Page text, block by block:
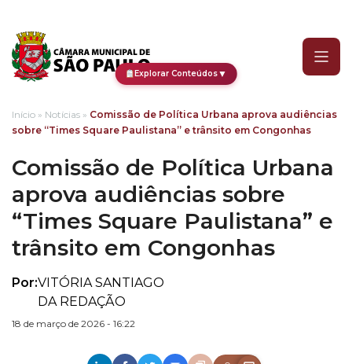
Explorar Conteúdos▼
Início » Notícias » Comissão de Política Urbana aprova audiências
sobre “Times Square Paulistana” e trânsito em Congonhas
Comissão de Política Urbana
aprova audiências sobre
“Times Square Paulistana” e
trânsito em Congonhas
Por:VITÓRIA SANTIAGO
DA REDAÇÃO
18 de março de 2026 - 16:22